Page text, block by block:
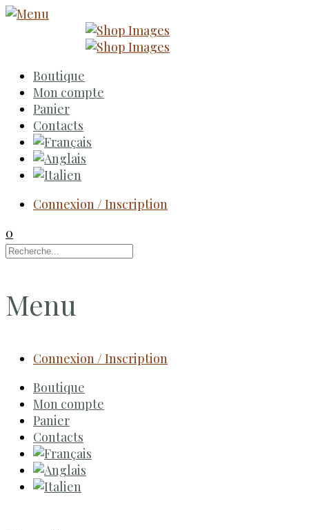
Boutique
Mon compte
Panier
Contacts
Connexion / Inscription
0
Menu
Connexion / Inscription
Boutique
Mon compte
Panier
Contacts